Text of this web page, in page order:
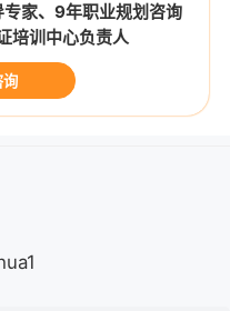
家、9年职业规划咨询
培训中心负责人
询